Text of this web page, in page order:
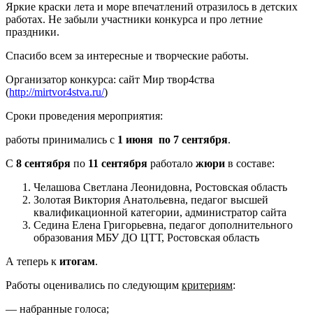
Яркие краски лета и море впечатлений отразилось в детских
работах. Не забыли участники конкурса и про летние
праздники.
Спасибо всем за интересные и творческие работы.
Организатор конкурса: сайт Мир твор4ства
(http://mirtvor4stva.ru/)
Сроки проведения мероприятия:
работы принимались с 1 июня по 7 сентября.
С 8 сентября по 11 сентября работало жюри в составе:
Челашова Светлана Леонидовна, Ростовская область
Золотая Виктория Анатольевна, педагог высшей
квалификационной категории, администратор сайта
Седина Елена Григорьевна, педагог дополнительного
образования МБУ ДО ЦТТ, Ростовская область
А теперь к итогам.
Работы оценивались по следующим критериям:
— набранные голоса;